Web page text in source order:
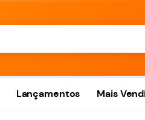
Lançamentos Mais